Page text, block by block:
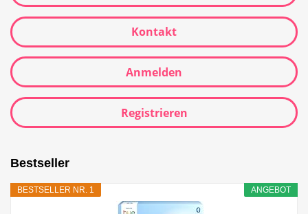
Kontakt
Anmelden
Registrieren
Bestseller
ANGEBOT
BESTSELLER NR. 1